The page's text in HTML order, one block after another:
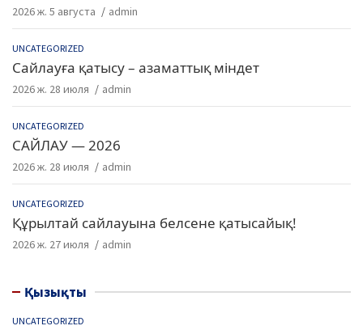
2026 ж. 5 августа admin
UNCATEGORIZED
Сайлауға қатысу – азаматтық міндет
2026 ж. 28 июля admin
UNCATEGORIZED
САЙЛАУ — 2026
2026 ж. 28 июля admin
UNCATEGORIZED
Құрылтай сайлауына белсене қатысайық!
2026 ж. 27 июля admin
Қызықты
UNCATEGORIZED